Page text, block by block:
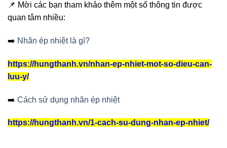
📌 Mời các bạn tham khảo thêm một số thông tin được
quan tâm nhiều:
➡️ Nhãn ép nhiệt là gì?
https://hungthanh.vn/nhan-ep-nhiet-mot-so-dieu-can-
luu-y/
➡️ Cách sử dụng nhãn ép nhiệt
https://hungthanh.vn/1-cach-su-dung-nhan-ep-nhiet/